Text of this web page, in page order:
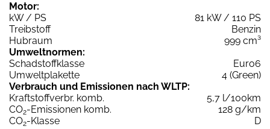
Motor:
kW / PS
81 kW / 110 PS
Treibstoff
Benzin
Hubraum
999 cm³
Umweltnormen:
Schadstoffklasse
Euro6
Umweltplakette
4 (Green)
Verbrauch und Emissionen nach WLTP:
Kraftstoffverbr. komb.
5,7 l/100km
CO2-Emissionen komb.
128 g/km
CO2-Klasse
D